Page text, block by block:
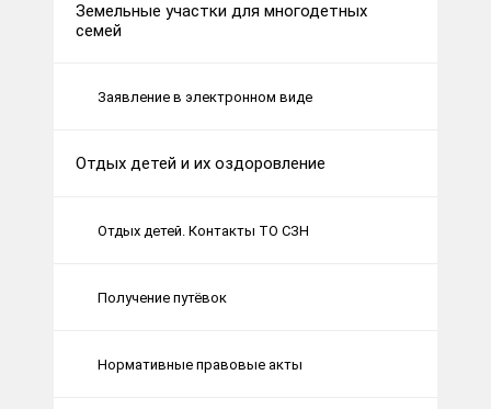
Земельные участки для многодетных
семей
Заявление в электронном виде
Отдых детей и их оздоровление
Отдых детей. Контакты ТО СЗН
Получение путёвок
Нормативные правовые акты